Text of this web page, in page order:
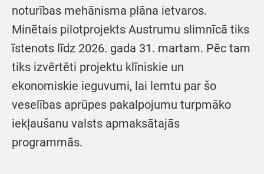
noturības mehānisma plāna ietvaros.
Minētais pilotprojekts Austrumu slimnīcā tiks
īstenots līdz 2026. gada 31. martam. Pēc tam
tiks izvērtēti projektu klīniskie un
ekonomiskie ieguvumi, lai lemtu par šo
veselības aprūpes pakalpojumu turpmāko
iekļaušanu valsts apmaksātajās
programmās.